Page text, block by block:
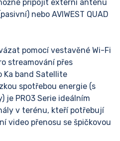
připojit externí anténu
nebo AVIWEST QUAD
pomocí vestavěné Wi-Fi
streamování přes
Ka band Satellite
spotřebou energie (s
je PRO3 Serie ideálním
v terénu, kteří potřebují
video přenosu se špičkovou